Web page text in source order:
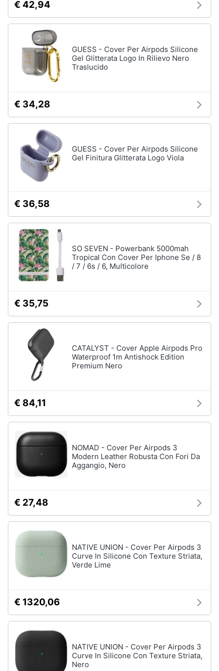
€ 42,94
GUESS - Cover Per Airpods Silicone
Gel Glitterata Logo In Rilievo Nero
Traslucido
€ 34,28
GUESS - Cover Per Airpods Silicone
Gel Finitura Glitterata Logo Viola
€ 36,58
SO SEVEN - Powerbank 5000mah
Tropical Con Cover Per Iphone Se / 8
/ 7 / 6s / 6, Multicolore
€ 35,75
CATALYST - Cover Apple Airpods Pro
Waterproof 1m Antishock Edition
Premium Nero
€ 84,11
NOMAD - Cover Per Airpods 3
Modern Leather Robusta Con Fori Da
Aggangio, Nero
€ 27,48
NATIVE UNION - Cover Per Airpods 3
Curve In Silicone Con Texture Striata,
Verde Lime
€ 1320,06
NATIVE UNION - Cover Per Airpods 3
Curve In Silicone Con Texture Striata,
Nero